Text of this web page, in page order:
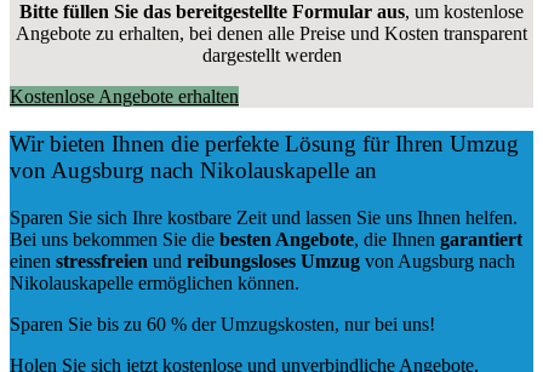
Bitte füllen Sie das bereitgestellte Formular aus, um kostenlose
Angebote zu erhalten, bei denen alle Preise und Kosten transparent
dargestellt werden
Kostenlose Angebote erhalten
Wir bieten Ihnen die perfekte Lösung für Ihren Umzug
von Augsburg nach Nikolauskapelle an
Sparen Sie sich Ihre kostbare Zeit und lassen Sie uns Ihnen helfen.
Bei uns bekommen Sie die besten Angebote, die Ihnen garantiert
einen stressfreien und reibungsloses Umzug von Augsburg nach
Nikolauskapelle ermöglichen können.
Sparen Sie bis zu 60 % der Umzugskosten, nur bei uns!
Holen Sie sich jetzt kostenlose und unverbindliche Angebote.